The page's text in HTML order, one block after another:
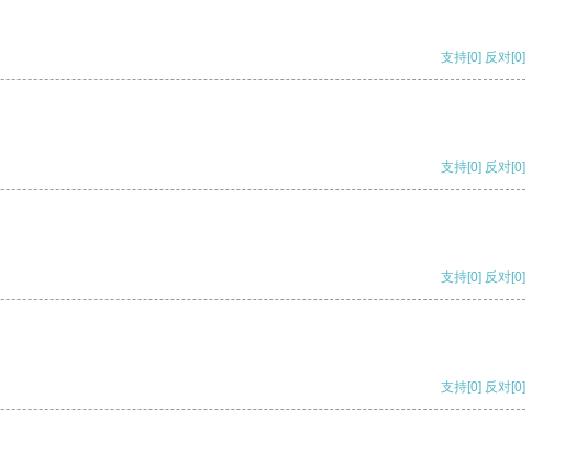
支持[0] 反对[0]
支持[0] 反对[0]
支持[0] 反对[0]
支持[0] 反对[0]